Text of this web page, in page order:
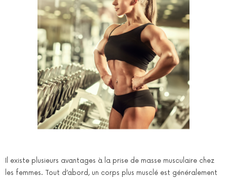
Il existe plusieurs avantages à la prise de masse musculaire chez
les femmes. Tout d’abord, un corps plus musclé est généralement